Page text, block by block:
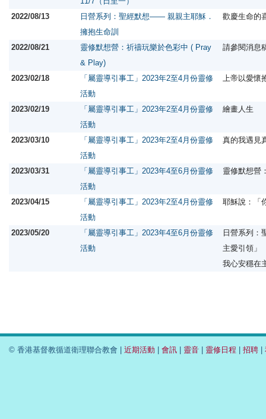
2022/08/13
日營系列：聖經默想—— 親親主耶穌．
擁抱生命訓
歡慶生命的
2022/08/21
靈修默想營：祈禱玩樂於色彩中 ( Pray
& Play)
請參閱消息
2023/02/18
「屬靈導引事工」2023年2至4月份靈修
活動
上帝以愛懷
2023/02/19
「屬靈導引事工」2023年2至4月份靈修
活動
繪畫人生
2023/03/10
「屬靈導引事工」2023年2至4月份靈修
活動
真的我遇見
2023/03/31
「屬靈導引事工」2023年4至6月份靈修
活動
靈修默想營
2023/04/15
「屬靈導引事工」2023年2至4月份靈修
活動
耶穌說：「
2023/05/20
「屬靈導引事工」2023年4至6月份靈修
活動
日營系列
主愛引領」
我心安穩
© 香港基督教循道衛理聯合教會 | 近期活動 | 會訊 | 靈音 | 靈修日程 | 招聘 |